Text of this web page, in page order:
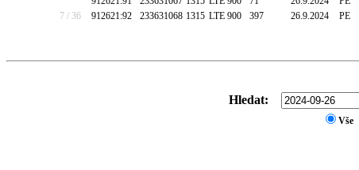
7 / 36
912621:92 233631068 1315 LTE 900 397 26.9.2024 PE
Hledat:
Vše